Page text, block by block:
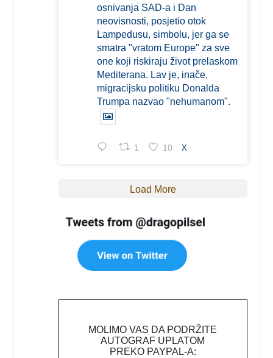
osnivanja SAD-a i Dan
neovisnosti, posjetio otok
Lampedusu, simbolu, jer ga se
smatra "vratom Europe" za sve
one koji riskiraju život prelaskom
Mediterana. Lav je, inače,
migracijsku politiku Donalda
Trumpa nazvao "nehumanom".
1 10 X
Load More
MOLIMO VAS DA PODRŽITE
AUTOGRAF UPLATOM
PREKO PAYPAL-A: